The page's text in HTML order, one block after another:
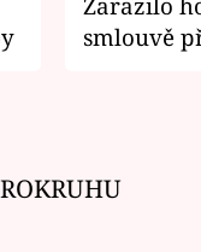
smlouvě